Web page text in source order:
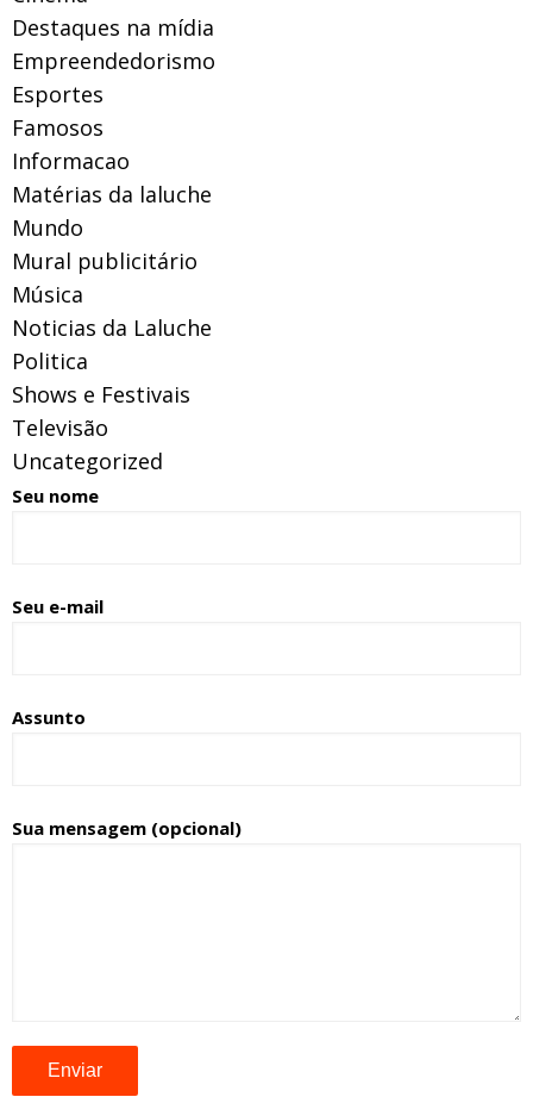
Destaques na mídia
Empreendedorismo
Esportes
Famosos
Informacao
Matérias da laluche
Mundo
Mural publicitário
Música
Noticias da Laluche
Politica
Shows e Festivais
Televisão
Uncategorized
Seu nome
Seu e-mail
Assunto
Sua mensagem (opcional)